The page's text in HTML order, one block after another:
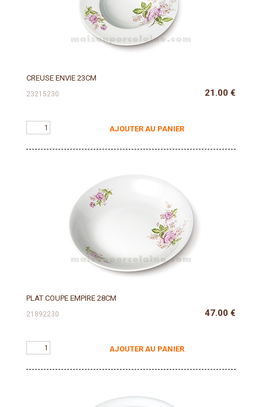
CREUSE ENVIE 23CM
23215230 21.00 €
AJOUTER AU PANIER
PLAT COUPE EMPIRE 28CM
21892230 47.00 €
AJOUTER AU PANIER